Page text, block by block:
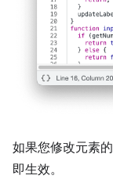
如果您修改元素的
即生效。